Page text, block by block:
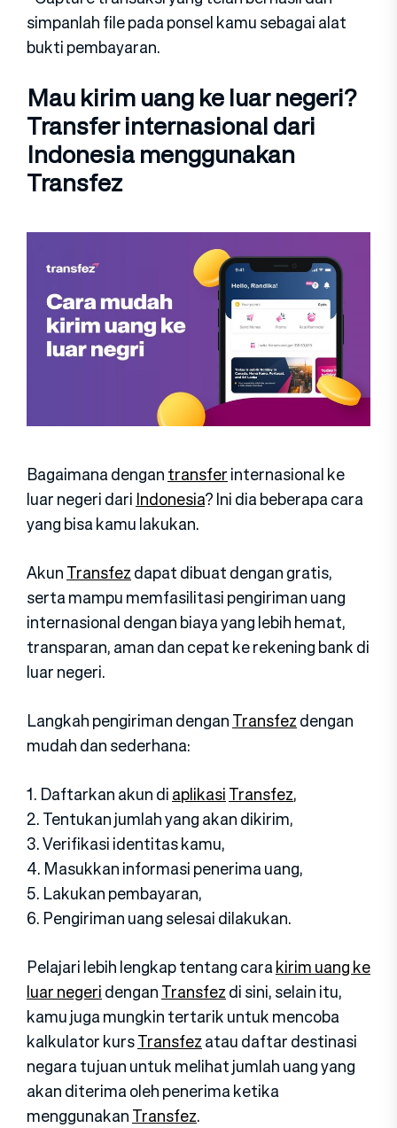
simpanlah file pada ponsel kamu sebagai alat
bukti pembayaran.
Mau kirim uang ke luar negeri?
Transfer internasional dari
Indonesia menggunakan
Transfez
Bagaimana dengantransferinternasional ke
luar negeri dari Indonesia? Ini dia beberapa cara
yang bisa kamu lakukan.
AkunTransfezdapat dibuat dengan gratis,
serta mampu memfasilitasi pengiriman uang
internasional dengan biaya yang lebih hemat,
transparan, aman dan cepat ke rekening bank di
luar negeri.
Langkah pengiriman denganTransfezdengan
mudah dan sederhana:
1. Daftarkan akun diaplikasiTransfez,
2. Tentukan jumlah yang akan dikirim,
3. Verifikasi identitas kamu,
4. Masukkan informasi penerima uang,
5. Lakukan pembayaran,
6. Pengiriman uang selesai dilakukan.
Pelajari lebih lengkap tentang carakirim uang ke
luar negeridenganTransfezdi sini, selain itu,
kamu juga mungkin tertarik untuk mencoba
kalkulator kursTransfezatau daftar destinasi
negara tujuan untuk melihat jumlah uang yang
akan diterima oleh penerima ketika
menggunakanTransfez.